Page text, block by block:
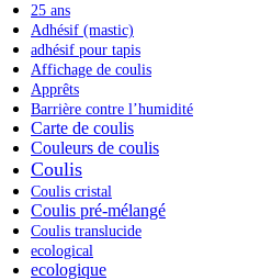
25 ans
Adhésif (mastic)
adhésif pour tapis
Affichage de coulis
Apprêts
Barrière contre l’humidité
Carte de coulis
Couleurs de coulis
Coulis
Coulis cristal
Coulis pré-mélangé
Coulis translucide
ecological
ecologique